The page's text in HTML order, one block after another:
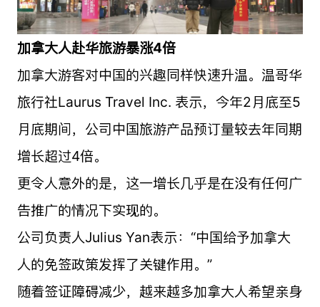
加拿大人赴华旅游暴涨4倍
加拿大游客对中国的兴趣同样快速升温。温哥华
旅行社Laurus Travel Inc. 表示，今年2月底至5
月底期间，公司中国旅游产品预订量较去年同期
增长超过4倍。
更令人意外的是，这一增长几乎是在没有任何广
告推广的情况下实现的。
公司负责人Julius Yan表示：“中国给予加拿大
人的免签政策发挥了关键作用。”
随着签证障碍减少，越来越多加拿大人希望亲身